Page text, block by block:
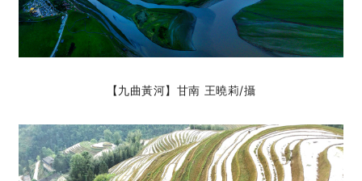
【九曲黃河】甘南 王曉莉/攝